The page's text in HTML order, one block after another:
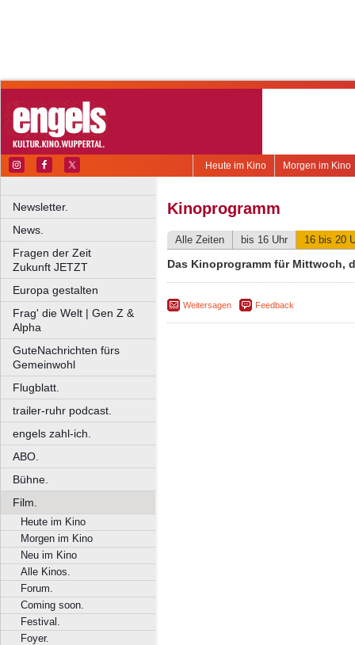
Morgen im Kino
Heute im Kino
Newsletter.
News.
Fragen der Zeit
Zukunft JETZT
Europa gestalten
Frag' die Welt | Gen Z &
Alpha
GuteNachrichten fürs
Gemeinwohl
Flugblatt.
trailer-ruhr podcast.
engels zahl-ich.
ABO.
Bühne.
Film.
Heute im Kino
Morgen im Kino
Neu im Kino
Alle Kinos.
Forum.
Coming soon.
Festival.
Foyer.
Kinoprogramm
Alle Zeiten bis 16 Uhr 16 bis 20
Das Kinoprogramm für Mittwoch,
Weitersagen Feedback